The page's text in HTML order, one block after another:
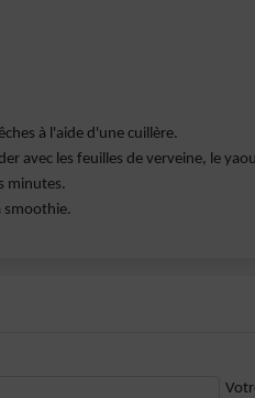
à l'aide d'une cuillère.
avec les feuilles de verveine, le
minutes.
smoothie.